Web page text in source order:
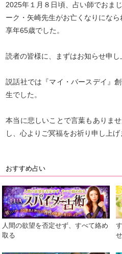
2025年１月８日頃、占い師でおま
ーク・矢崎先生がお亡くなりになら
享年65歳でした。
読者の皆様に、まずはお知らせ申し
説話社では『マイ・バースデイ』
生でした。
本当に悲しいことで言葉もありま
し、心よりご冥福をお祈り申し上げ
おすすめ占い
人間の欲望を否定せず、すべて絡め
取る